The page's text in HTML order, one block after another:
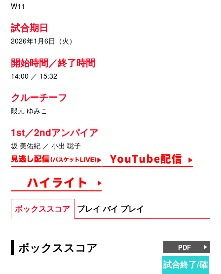
W11
試合期日
2026年1月6日（火）
開始時間／終了時間
14:00 ／ 15:32
クルーチーフ
隈元 ゆみこ
1st／2ndアンパイア
坂 美佑紀 ／ 小出 聡子
ボックススコア プレイ バイ プレイ
ボックススコア PDF
試合終了/確